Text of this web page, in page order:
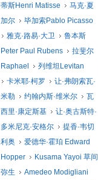
蒂斯Henri Matisse
马克·夏
加尔
毕加索Pablo Picasso
雅克·路易·大卫
鲁本斯
Peter Paul Rubens
拉斐尔
Raphael
列维坦Levitan
卡米耶·柯罗
让·弗朗索瓦·
米勒
约翰内斯·维米尔
瓦
西里·康定斯基
让·奥古斯特·
多米尼克·安格尔
提香·韦切
利奥
爱德华·霍珀 Edward
Hopper
Kusama Yayoi 草间
弥生
Amedeo Modigliani